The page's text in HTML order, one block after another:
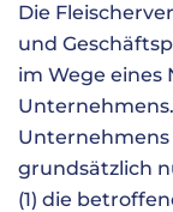
Die
und
im Wege eines
grundsätzlich
(1) die